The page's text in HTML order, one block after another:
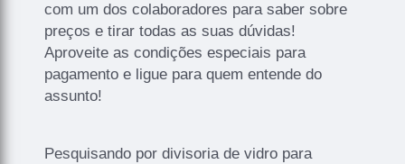
com um dos colaboradores para saber sobre
preços e tirar todas as suas dúvidas!
Aproveite as condições especiais para
pagamento e ligue para quem entende do
assunto!
Pesquisando por divisoria de vidro para